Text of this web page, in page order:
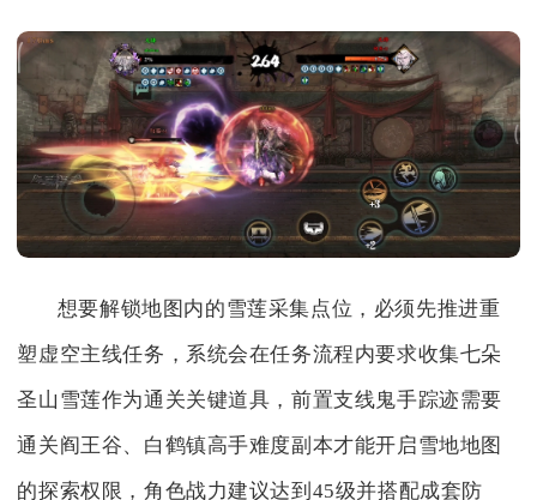
想要解锁地图内的雪莲采集点位，必须先推进重
塑虚空主线任务，系统会在任务流程内要求收集七朵
圣山雪莲作为通关关键道具，前置支线鬼手踪迹需要
通关阎王谷、白鹤镇高手难度副本才能开启雪地地图
的探索权限，角色战力建议达到45级并搭配成套防